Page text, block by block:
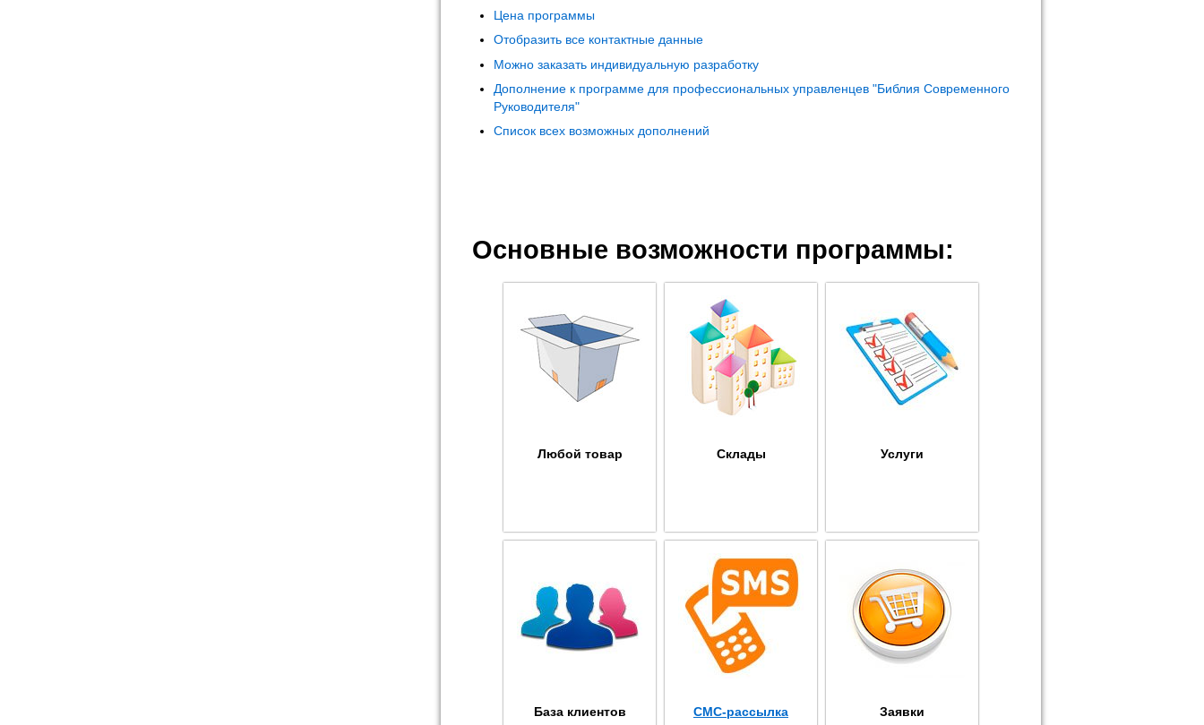
Цена программы
Отобразить все контактные данные
Можно заказать индивидуальную разработку
Дополнение к программе для профессиональных управленцев "Библия Современного
Руководителя"
Список всех возможных дополнений
Основные возможности программы:
Любой товар Склады Услуги
База клиентов СМС-рассылка Заявки